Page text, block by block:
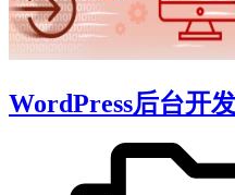
WordPress后台开